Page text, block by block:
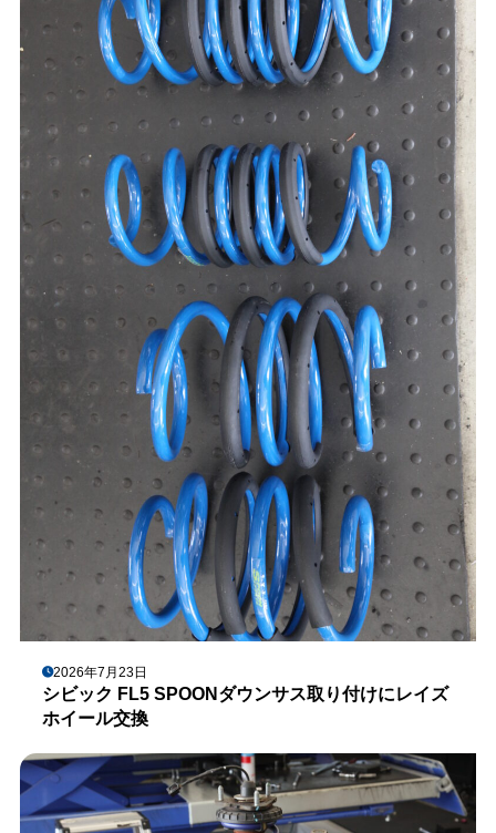
2026年7月23日
シビック FL5 SPOONダウンサス取り付けにレイズ
ホイール交換